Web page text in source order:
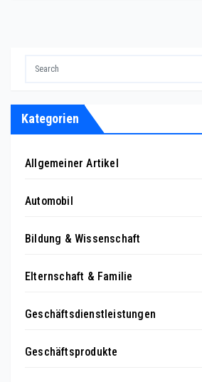
Kategorien
Allgemeiner Artikel
Automobil
Bildung & Wissenschaft
Elternschaft & Familie
Geschäftsdienstleistungen
Geschäftsprodukte